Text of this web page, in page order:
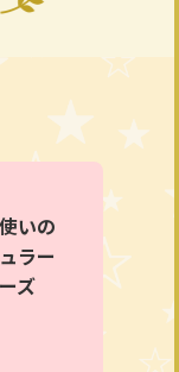
いの
ラー
ズ